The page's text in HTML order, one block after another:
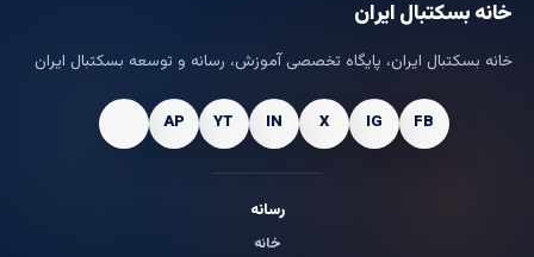
خانه بسکتبال ایران
خانه بسکتبال ایران، پایگاه تخصصی آموزش، رسانه و توسعه بسکتبال ایران
رسانه
خانه